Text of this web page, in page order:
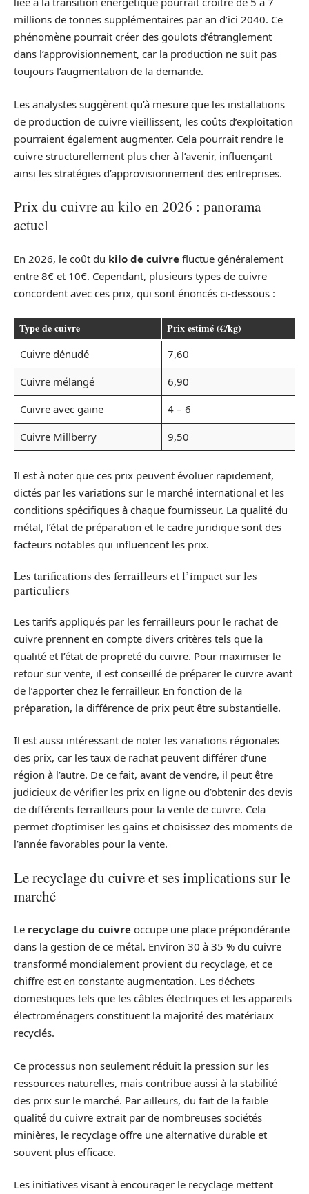
millions de tonnes supplémentaires par an d’ici 2040. Ce
phénomène pourrait créer des goulots d’étranglement
dans l’approvisionnement, car la production ne suit pas
toujours l’augmentation de la demande.
Les analystes suggèrent qu’à mesure que les installations
de production de cuivre vieillissent, les coûts d’exploitation
pourraient également augmenter. Cela pourrait rendre le
cuivre structurellement plus cher à l’avenir, influençant
ainsi les stratégies d’approvisionnement des entreprises.
Prix du cuivre au kilo en 2026 : panorama
actuel
En 2026, le coût du kilo de cuivre fluctue généralement
entre 8€ et 10€. Cependant, plusieurs types de cuivre
concordent avec ces prix, qui sont énoncés ci-dessous :
Type de cuivre Prix estimé (€/kg)
Cuivre dénudé
7,60
Cuivre mélangé
6,90
Cuivre avec gaine
4 – 6
Cuivre Millberry
9,50
Il est à noter que ces prix peuvent évoluer rapidement,
dictés par les variations sur le marché international et les
conditions spécifiques à chaque fournisseur. La qualité du
métal, l’état de préparation et le cadre juridique sont des
facteurs notables qui influencent les prix.
Les tarifications des ferrailleurs et l’impact sur les
particuliers
Les tarifs appliqués par les ferrailleurs pour le rachat de
cuivre prennent en compte divers critères tels que la
qualité et l’état de propreté du cuivre. Pour maximiser le
retour sur vente, il est conseillé de préparer le cuivre avant
de l’apporter chez le ferrailleur. En fonction de la
préparation, la différence de prix peut être substantielle.
Il est aussi intéressant de noter les variations régionales
des prix, car les taux de rachat peuvent différer d’une
région à l’autre. De ce fait, avant de vendre, il peut être
judicieux de vérifier les prix en ligne ou d’obtenir des devis
de différents ferrailleurs pour la vente de cuivre. Cela
permet d’optimiser les gains et choisissez des moments de
l’année favorables pour la vente.
Le recyclage du cuivre et ses implications sur le
marché
Le recyclage du cuivre occupe une place prépondérante
dans la gestion de ce métal. Environ 30 à 35 % du cuivre
transformé mondialement provient du recyclage, et ce
chiffre est en constante augmentation. Les déchets
domestiques tels que les câbles électriques et les appareils
électroménagers constituent la majorité des matériaux
recyclés.
Ce processus non seulement réduit la pression sur les
ressources naturelles, mais contribue aussi à la stabilité
des prix sur le marché. Par ailleurs, du fait de la faible
qualité du cuivre extrait par de nombreuses sociétés
minières, le recyclage offre une alternative durable et
souvent plus efficace.
Les initiatives visant à encourager le recyclage mettent